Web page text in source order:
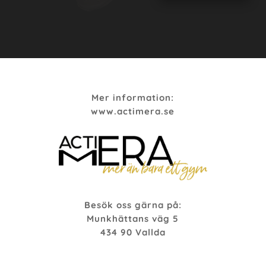
Mer information:
www.actimera.se
Besök oss gärna på:
Munkhättans väg 5
434 90 Vallda